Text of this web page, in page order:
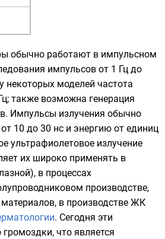
обычно работают в импульсном
импульсов от 1 Гц до
некоторых моделей частота
также возможна генерация
Импульсы излучения обычно
10 до 30 нс и энергию от единиц
ультрафиолетовое излучение
их широко применять в
), в процессах
производстве,
в производстве ЖК
. Сегодня эти
что является